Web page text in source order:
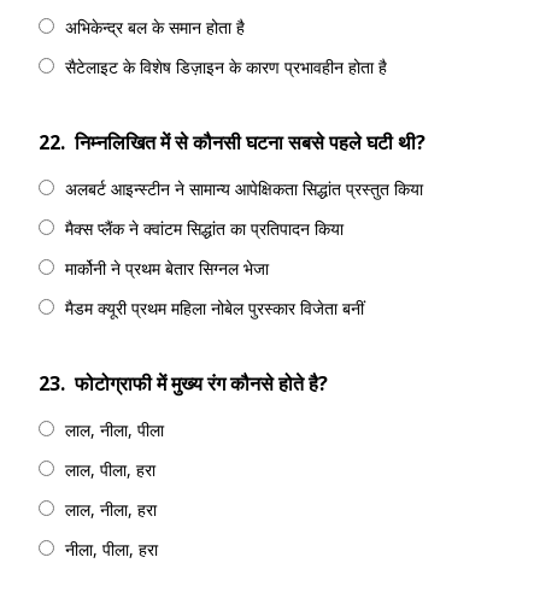
अभिकेन्द्र बल के समान होता है
सैटेलाइट के विशेष डिज़ाइन के कारण प्रभावहीन होता है
22. निम्नलिखित में से कौनसी घटना सबसे पहले घटी थी?
अलबर्ट आइन्स्टीन ने सामान्य आपेक्षिकता सिद्धांत प्रस्तुत किया
मैक्स प्लैंक ने क्वांटम सिद्धांत का प्रतिपादन किया
मार्कोनी ने प्रथम बेतार सिग्नल भेजा
मैडम क्यूरी प्रथम महिला नोबेल पुरस्कार विजेता बनीं
23. फोटोग्राफी में मुख्य रंग कौनसे होते है?
लाल, नीला, पीला
लाल, पीला, हरा
लाल, नीला, हरा
नीला, पीला, हरा